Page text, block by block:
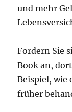
und mehr
Fordern Sie
Book an,
Beispiel, wie
früher